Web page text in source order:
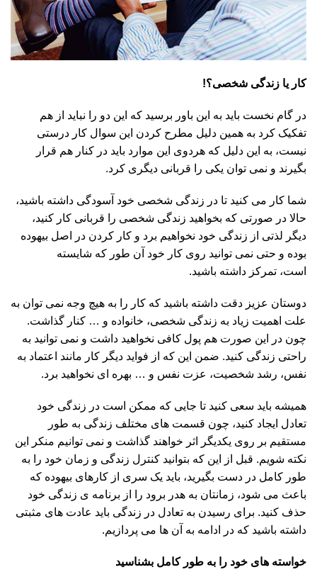
کار یا زندگی شخصی؟!
در گام نخست باید به این باور برسید که این دو را نباید از هم
تفکیک کرد به همین دلیل مطرح کردن این سوال کار درستی
نیست، به این دلیل که هردوی این موارد باید در کنار هم قرار
بگیرند و نمی توان یکی را قربانی دیگری کرد.
شما کار می کنید تا در زندگی شخصی خود آسودگی داشته باشید،
حالا در صورتی که بخواهید زندگی شخصی را قربانی کار کنید،
دیگر لذتی از زندگی خود نخواهیم برد و کار کردن در اصل بیهوده
بوده و حتی نمی توانید روی کار خود آن طور که شایسته
است، تمرکز داشته باشید.
دوستان عزیز دقت داشته باشید که کار را به هیچ وجه نمی توان به
علت اهمیت زیاد به زندگی شخصی، خانواده و … کنار گذاشت.
چون در این صورت هم پول کافی نخواهید داشت و نمی توانید به
راحتی زندگی کنید. ضمن این که از فواید دیگر کار مانند اعتماد به
نفس، رشد شخصیت، عزت نفس و … بهره ای نخواهید برد.
همیشه باید سعی کنید تا جایی که ممکن است در زندگی خود
تعادل ایجاد کنید، چون قسمت های مختلف زندگی به طور
مستقیم بر روی یکدیگر اثر خواهند گذاشت و نمی توانیم منکر این
نکته شویم. قبل از این که بتوانید کنترل زندگی و زمان خود را به
طور کامل در دست بگیرید، باید یک سری از کارهای بیهوده که
باعث می شود، زمانتان به هدر برود را از برنامه ی زندگی خود
حذف کنید. برای رسیدن به تعادل در زندگی باید عادت های مثبتی
داشته باشید که در ادامه به آن ها می پردازیم.
خواسته های خود را به طور کامل بشناسید